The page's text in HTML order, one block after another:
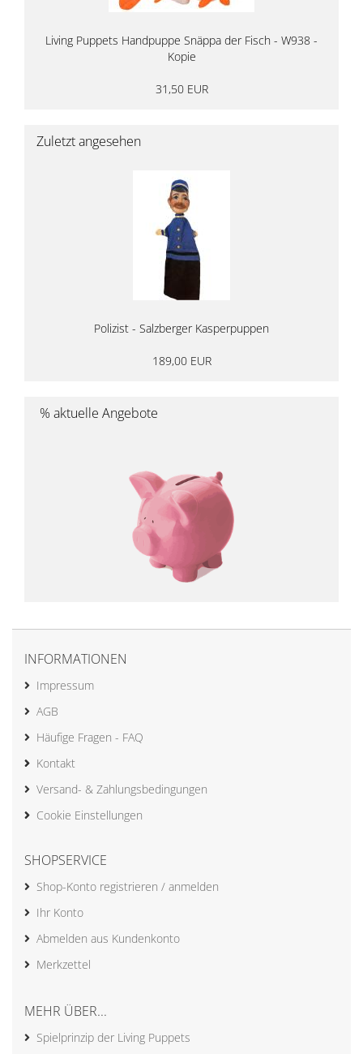
Living Puppets Handpuppe Snäppa der Fisch - W938 -
Kopie
31,50 EUR
Zuletzt angesehen
Polizist - Salzberger Kasperpuppen
189,00 EUR
% aktuelle Angebote
INFORMATIONEN
Impressum
AGB
Häufige Fragen - FAQ
Kontakt
Versand- & Zahlungsbedingungen
Cookie Einstellungen
SHOPSERVICE
Shop-Konto registrieren / anmelden
Ihr Konto
Abmelden aus Kundenkonto
Merkzettel
MEHR ÜBER...
Spielprinzip der Living Puppets